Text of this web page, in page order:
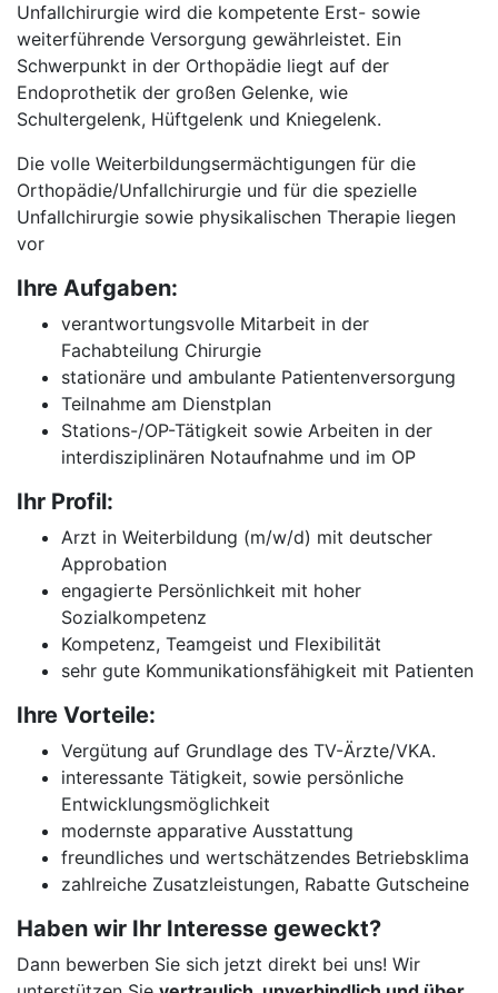
Unfallchirurgie wird die kompetente Erst- sowie
weiterführende Versorgung gewährleistet. Ein
Schwerpunkt in der Orthopädie liegt auf der
Endoprothetik der großen Gelenke, wie
Schultergelenk, Hüftgelenk und Kniegelenk.
Die volle Weiterbildungsermächtigungen für die
Orthopädie/Unfallchirurgie und für die spezielle
Unfallchirurgie sowie physikalischen Therapie liegen
vor
Ihre Aufgaben:
verantwortungsvolle Mitarbeit in der
Fachabteilung Chirurgie
stationäre und ambulante Patientenversorgung
Teilnahme am Dienstplan
Stations-/OP-Tätigkeit sowie Arbeiten in der
inter­diszipli­nären Not­aufnahme und im OP
Ihr Profil:
Arzt in Weiterbildung (m/w/d) mit deutscher
Approbation
engagierte Persönlichkeit mit hoher
Sozialkompetenz
Kompetenz, Teamgeist und Flexibilität
sehr gute Kommunikationsfähigkeit mit Patienten
Ihre Vorteile:
Vergütung auf Grundlage des TV-Ärzte/VKA.
interessante Tätigkeit, sowie persönliche
Entwicklungsmöglichkeit
modernste apparative Ausstattung
freundliches und wertschätzendes Betriebsklima
zahlreiche Zusatzleistungen, Rabatte Gutscheine
Haben wir Ihr Interesse geweckt?
Dann bewerben Sie sich jetzt direkt bei uns! Wir